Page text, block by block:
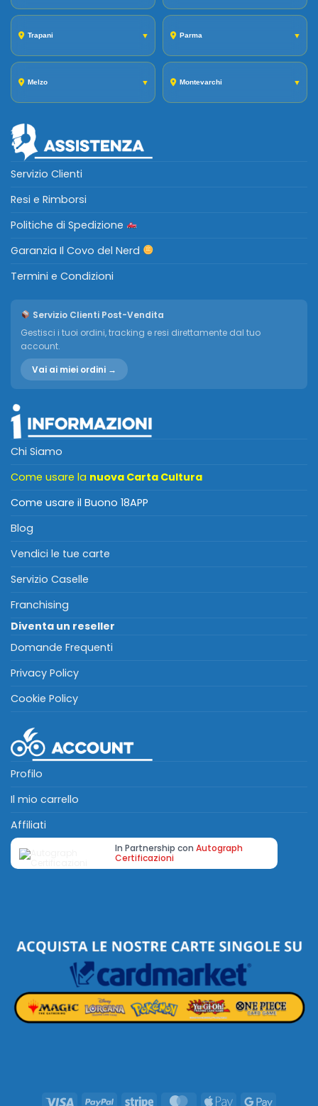
Trapani ▼ Parma ▼
Melzo ▼ Montevarchi ▼
Servizio Clienti
Resi e Rimborsi
Politiche di Spedizione
Garanzia Il Covo del Nerd
Termini e Condizioni
Servizio Clienti Post-Vendita
Gestisci i tuoi ordini, tracking e resi direttamente dal tuo
account.
Vai ai miei ordini →
Chi Siamo
Come usare la nuova Carta Cultura
Come usare il Buono 18APP
Blog
Vendici le tue carte
Servizio Caselle
Franchising
Diventa un reseller
Domande Frequenti
Privacy Policy
Cookie Policy
Profilo
Il mio carrello
Affiliati
In Partnership con Autograph
Certificazioni
Visa PayPal Stripe MasterCard
Apple Google